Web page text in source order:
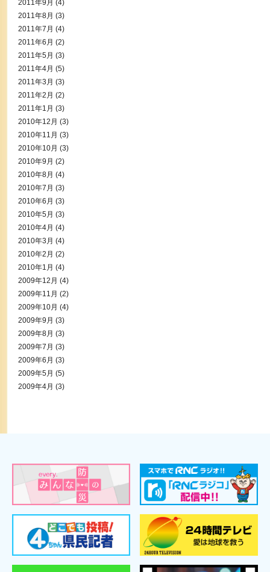
2011年9月 (4)
2011年8月 (3)
2011年7月 (4)
2011年6月 (2)
2011年5月 (3)
2011年4月 (5)
2011年3月 (3)
2011年2月 (2)
2011年1月 (3)
2010年12月 (3)
2010年11月 (3)
2010年10月 (3)
2010年9月 (2)
2010年8月 (4)
2010年7月 (3)
2010年6月 (3)
2010年5月 (3)
2010年4月 (4)
2010年3月 (4)
2010年2月 (2)
2010年1月 (4)
2009年12月 (4)
2009年11月 (2)
2009年10月 (4)
2009年9月 (3)
2009年8月 (3)
2009年7月 (3)
2009年6月 (3)
2009年5月 (5)
2009年4月 (3)